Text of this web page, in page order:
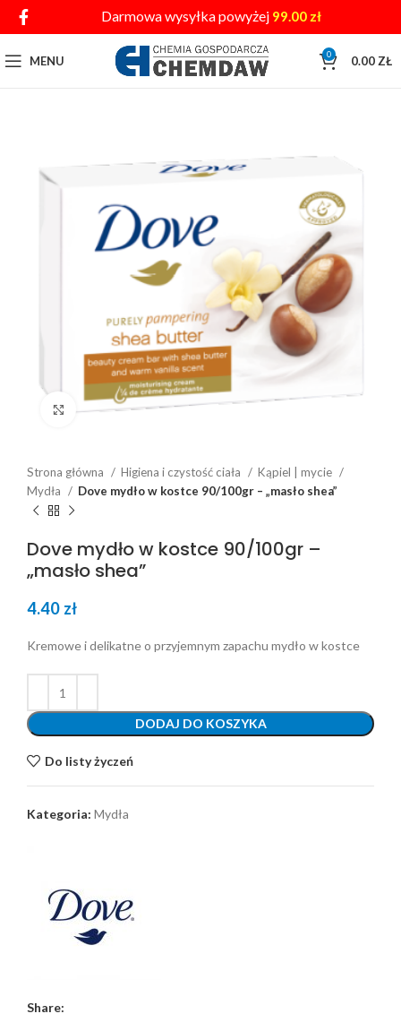
Darmowa wysyłka powyżej 99.00 zł
MENU 0 0.00 ZŁ
Click to enlarge
Strona główna Higiena i czystość ciała
Kąpiel | mycie
Mydła
Dove mydło w kostce 90/100gr – „masło shea”
Dove mydło w kostce 90/100gr –
„masło shea”
4.40 zł
Kremowe i delikatne o przyjemnym zapachu mydło w kostce
DODAJ DO KOSZYKA
Do listy życzeń
Kategoria: Mydła
Share: